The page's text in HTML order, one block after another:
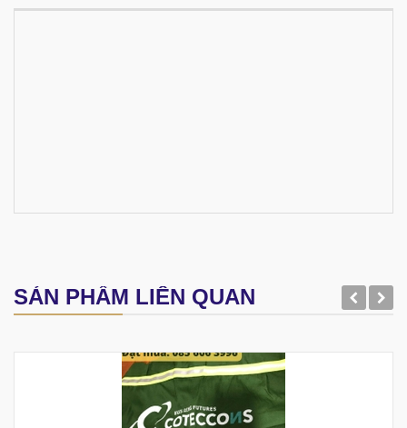
SẢN PHẨM LIÊN QUAN